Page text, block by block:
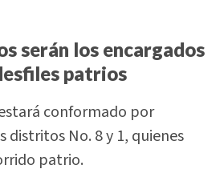
serán los encargados
patrios
conformado por
distritos No. 8 y 1, quienes
patrio.